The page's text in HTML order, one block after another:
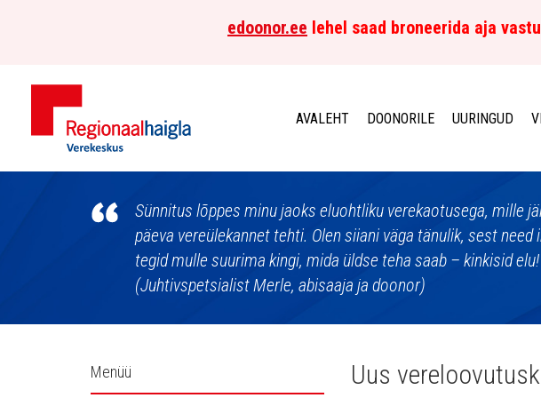
edoonor.ee lehel saad broneerida aja
Põhja-
Eesti
Regionaalhaigla
Verekeskus
AVALEHT DOONORILE UURINGUD
Sünnitus lõppes minu jaoks eluohtliku verekaotusega, mille
päeva vereülekannet tehti. Olen siiani väga tänulik, sest need
tegid mulle suurima kingi, mida üldse teha saab – kinkisid elu!
(Juhtivspetsialist Merle, abisaaja ja doonor)
Külgpaani
Menüü Uus